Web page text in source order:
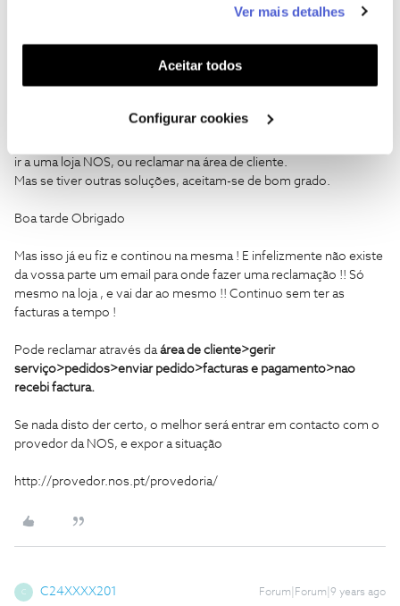
funcionalidades (cookies de personalização e
funcionalidade) e adaptar anúncios aos seus interesses
(cookies de publicidade personalizada). Pode gerir a
utilização dos cookies clicando em "Configurar
Ver mais detalhes
Aceitar todos
Configurar cookies
Pior so mesmo nos casos em que alguem se queixa de nao ter o
ir a uma loja NOS, ou reclamar na área de cliente.
Mas se tiver outras soluções, aceitam-se de bom grado.
Boa tarde Obrigado
Mas isso já eu fiz e continou na mesma ! E infelizmente não existe
da vossa parte um email para onde fazer uma reclamação !! Só
mesmo na loja , e vai dar ao mesmo !! Continuo sem ter as
facturas a tempo !
Pode reclamar através daárea de cliente>gerir
serviço>pedidos>enviar pedido>facturas e pagamento>nao
recebi factura.
Se nada disto der certo, o melhor será entrar em contacto com o
provedor da NOS, e expor a situação
http://provedor.nos.pt/provedoria/
C C24XXXX201 Forum|Forum|9 years ago